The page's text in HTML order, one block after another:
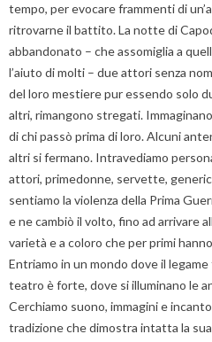
tempo, per evocare frammenti di
ritrovarne il battito. La notte di
abbandonato – che assomiglia a
l’aiuto di molti – due attori senza
del loro mestiere pur essendo solo
altri, rimangono stregati.
di chi passò prima di loro. Alcuni
altri si fermano. Intravediamo
attori, primedonne, servette,
sentiamo la violenza della Prima
e ne cambiò il volto, fino ad arrivare
varietà e a coloro che per primi
Entriamo in un mondo dove il
teatro è forte, dove si illuminano le
Cerchiamo suono, immagini e
tradizione che dimostra intatta la